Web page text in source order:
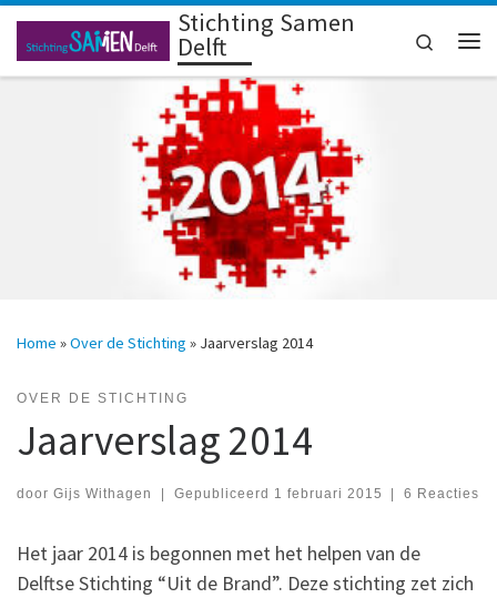
Ga naar inhoud Stichting Samen
Delft
Search
Home »Over de Stichting » Jaarverslag 2014
OVER DE STICHTING
Jaarverslag 2014
door Gijs Withagen Gepubliceerd 1 februari 2015 6 Reacties
Het jaar 2014 is begonnen met het helpen van de
Delftse Stichting “Uit de Brand”. Deze stichting zet zich